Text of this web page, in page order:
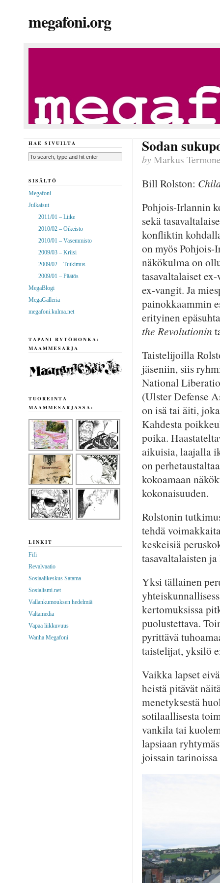
megafoni.org
Sodan
byMarkus
Bill Rolston:
Pohjois-Irlannin
sekä
konfliktin
on myös
näkökulma on
tasavaltalaiset
ex-vangit. Ja
painokkaammin
erityinen
the Revolutionin
Taistelijoilla
jäseniin, siis
National
(Ulster Defense
on isä tai äiti,
Kahdesta
poika.
aikuisia, laajalla
on
kokoamaan
kokonaisuuden.
Rolstonin
tehdä
keskeisiä
tasavaltalaisten
Yksi tällainen
kertomuksissa
puolustettava.
pyrittävä
taistelijat, yksilö
Vaikka lapset
heistä pitävät
menetyksestä
sotilaallisesta
vankila tai
lapsiaan
joissain
HAE SIVUILTA
SISÄLTÖ
Megafoni
Julkaisut
2011/01 – Liike
2010/02 – Oikeisto
2010/01 – Vasemmisto
2009/03 – Kriisi
2009/02 – Tutkimus
2009/01 – Päätös
MegaBlogi
MegaGalleria
megafoni.kulma.net
TAPANI RYTÖHONKA:
MAAMMESARJA
TUOREINTA
MAAMMESARJASSA:
LINKIT
Fifi
Revalvaatio
Sosiaalikeskus Satama
Sosialismi.net
Vallankumouksen hedelmiä
Valtamedia
Vapaa liikkuvuus
Wanha Megafoni